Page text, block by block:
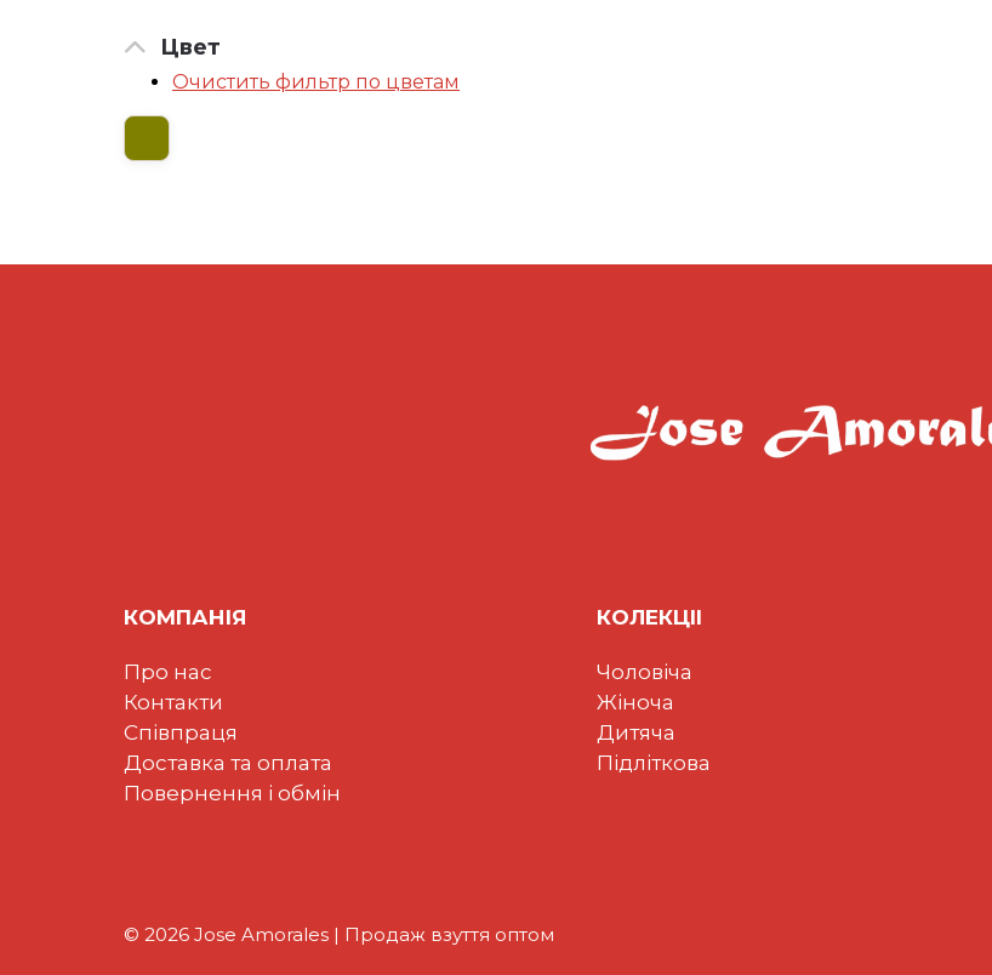
Цвет
Очистить фильтр по цветам
КОМПАНІЯ
Про нас
Контакти
Співпраця
Доставка та оплата
Повернення і обмін
КОЛЕКЦII
Чоловіча
Жіноча
Дитяча
Підліткова
© 2026 Jose Amorales | Продаж взуття оптом